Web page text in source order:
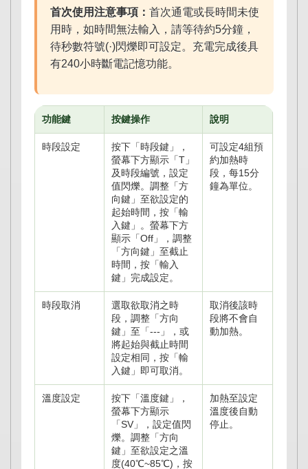
首次使用注意事項：首次通電或長時間未使
用時，如時間無法輸入，請等待約5分鐘，
待秒數符號(·)閃爍即可設定。充電完成後具
有240小時斷電記憶功能。
功能鍵 按鍵操作 說明
時段設定
按下「時段鍵」，
螢幕下方顯示「T」
及時段編號，設定
值閃爍。調整「方
向鍵」至欲設定的
起始時間，按「輸
入鍵」。螢幕下方
顯示「Off」，調整
「方向鍵」至截止
時間，按「輸入
鍵」完成設定。
可設定4組預
約加熱時
段，每15分
鐘為單位。
時段取消
選取欲取消之時
段，調整「方向
鍵」至「---」，或
將起始與截止時間
設定相同，按「輸
入鍵」即可取消。
取消後該時
段將不會自
動加熱。
溫度設定
按下「溫度鍵」，
螢幕下方顯示
「SV」，設定值閃
爍。調整「方向
鍵」至欲設定之溫
度(40℃~85℃)，按
加熱至設定
溫度後自動
停止。